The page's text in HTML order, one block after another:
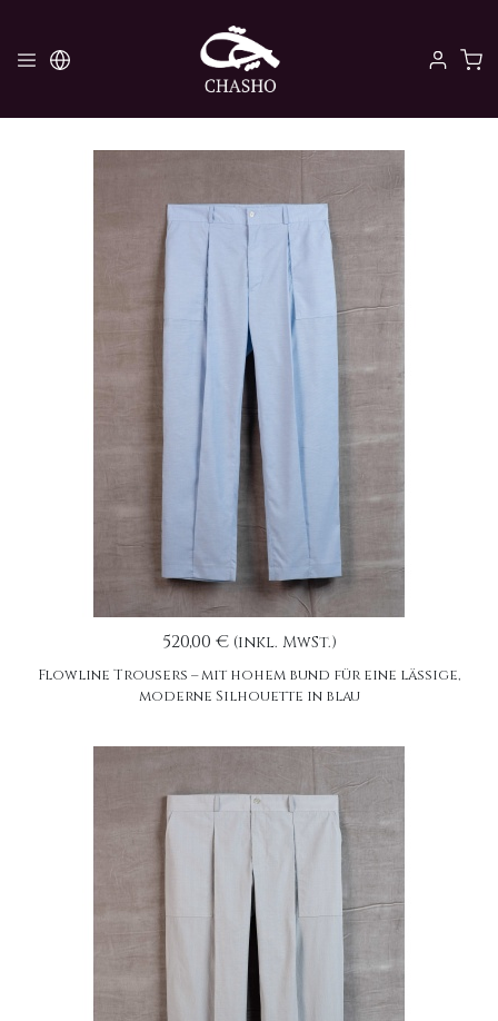
520,00 € (inkl. MwSt.)
Flowline Trousers – mit hohem bund für eine lässige,
moderne Silhouette in blau